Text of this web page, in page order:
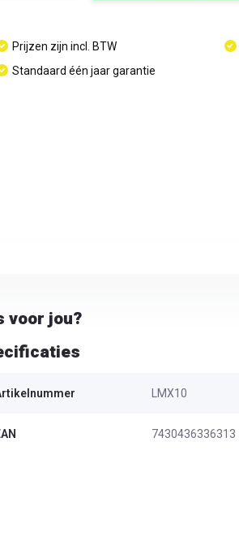
Prijzen zijn incl. BTW
Standaard één jaar garantie
voor jou?
LMX10
7430436336313